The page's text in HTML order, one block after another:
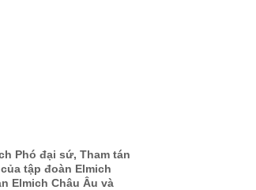
Phó đại sứ, Tham tán
tập đoàn Elmich
Elmich Châu Âu và